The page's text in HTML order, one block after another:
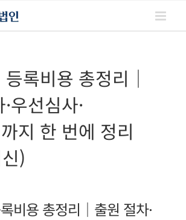
록비용 총정리｜
우선심사·
지 한 번에 정리
)
비용 총정리｜출원 절차·